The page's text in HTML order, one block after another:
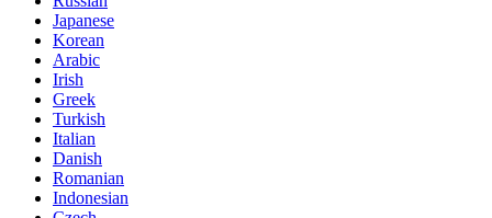
Japanese
Korean
Arabic
Irish
Greek
Turkish
Italian
Danish
Romanian
Indonesian